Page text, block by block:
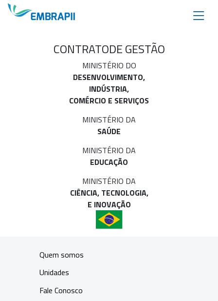
CONTRATODE GESTÃO
MINISTÉRIO DO
DESENVOLVIMENTO,
INDÚSTRIA,
COMÉRCIO E SERVIÇOS
MINISTÉRIO DA
SAÚDE
MINISTÉRIO DA
EDUCAÇÃO
MINISTÉRIO DA
CIÊNCIA, TECNOLOGIA,
E INOVAÇÃO
Quem somos
Unidades
Fale Conosco